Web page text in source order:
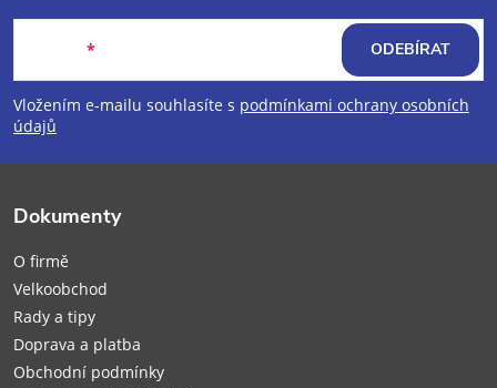
p
a
Vložením e-mailu souhlasíte s podmínkami ochrany osobních
údajů
ODEBÍRAT
Dokumenty
O firmě
Velkoobchod
Rady a tipy
Doprava a platba
Obchodní podmínky